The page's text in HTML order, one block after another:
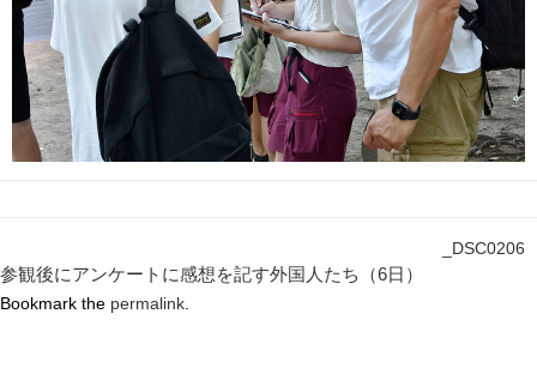
_DSC0206
参観後にアンケートに感想を記す外国人たち（6日）
Bookmark the permalink